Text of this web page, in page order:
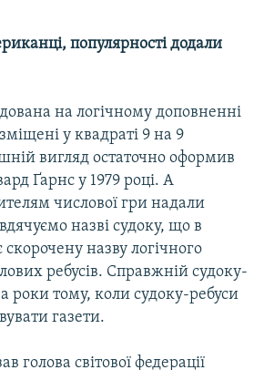
популярності додали
на логічному доповненні
у квадраті 9 на 9
вигляд остаточно оформив
Ґарнс у 1979 році. А
числової гри надали
назві судоку, що в
назву логічного
ребусів. Справжній судоку-
роки тому, коли судоку-ребуси
газети.
голова світової федерації